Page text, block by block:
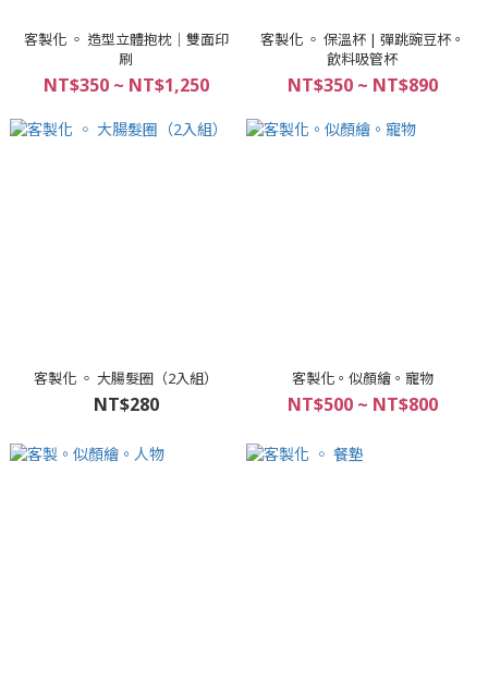
客製化 ◦ 造型立體抱枕｜雙面印
刷
NT$350 ~ NT$1,250
客製化 ◦ 保溫杯 | 彈跳豌豆杯。
飲料吸管杯
NT$350 ~ NT$890
客製化 ◦ 大腸髮圈（2入組）
NT$280
客製化。似顏繪。寵物
NT$500 ~ NT$800